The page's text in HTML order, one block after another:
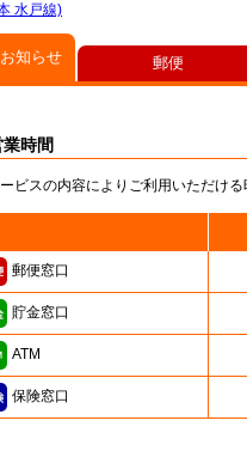
水戸線)
知らせ
時間
ビスの内容によりご利用いただける
郵便窓口
貯金窓口
ATM
保険窓口
郵便